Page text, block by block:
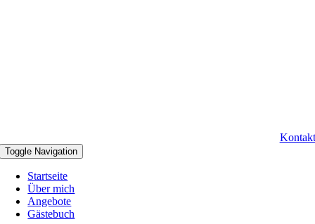
Kontakt
Toggle Navigation
Startseite
Über mich
Angebote
Gästebuch